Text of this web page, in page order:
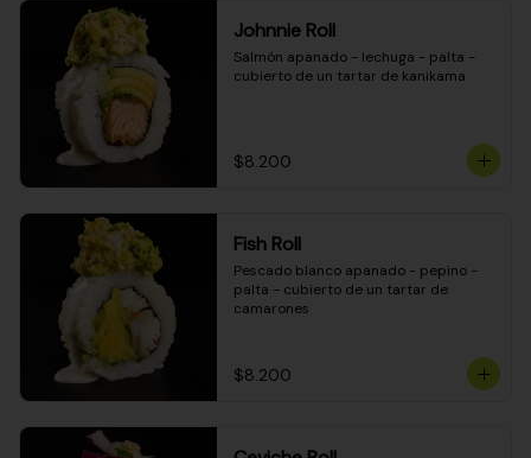
Johnnie Roll
Salmón apanado - lechuga - palta -
cubierto de un tartar de kanikama
$8.200
Fish Roll
Pescado blanco apanado - pepino -
palta - cubierto de un tartar de
camarones
$8.200